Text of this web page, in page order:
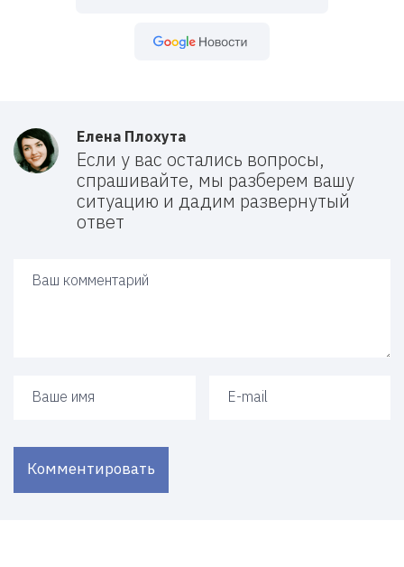
Елена Плохута
Если у вас остались вопросы,
спрашивайте, мы разберем вашу
ситуацию и дадим развернутый
ответ
Комментировать